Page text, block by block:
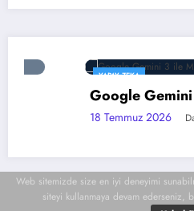
3 ile Multimodal Yapay
Web sitemizde size en iyi deneyimi
siteyi kullanmaya devam ederseniz,